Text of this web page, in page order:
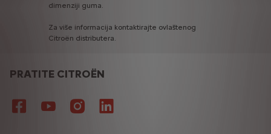
dimenziji guma.
Za više informacija kontaktirajte ovlaštenog
Citroën distributera.
PRATITE CITROËN